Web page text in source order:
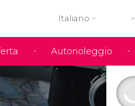
Autonoleggio
Italiano